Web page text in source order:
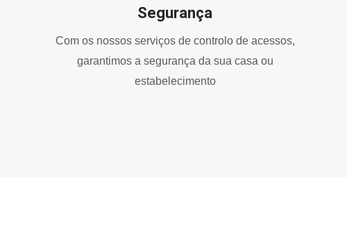
Segurança
Com os nossos serviços de controlo de acessos,
garantimos a segurança da sua casa ou
estabelecimento